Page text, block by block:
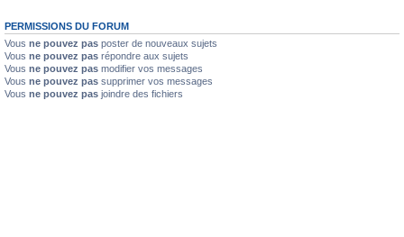
PERMISSIONS DU FORUM
Vous ne pouvez pas poster de nouveaux sujets
Vous ne pouvez pas répondre aux sujets
Vous ne pouvez pas modifier vos messages
Vous ne pouvez pas supprimer vos messages
Vous ne pouvez pas joindre des fichiers